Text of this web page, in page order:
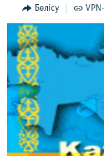
Search
ӘЛЕМ
АРНАЙЫ ЖОБАЛАР
Русский
ЖАЗЫЛЫҢЫЗ
Басқа тілдерде
Бөлісу